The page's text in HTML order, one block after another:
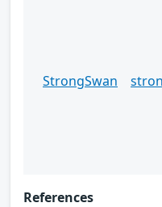
StrongSwan
References